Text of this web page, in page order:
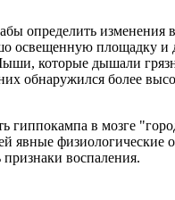
определить
освещенную площадку
которые дышали
обнаружился более
гиппокампа в мозге
явные физиологические
воспаления.